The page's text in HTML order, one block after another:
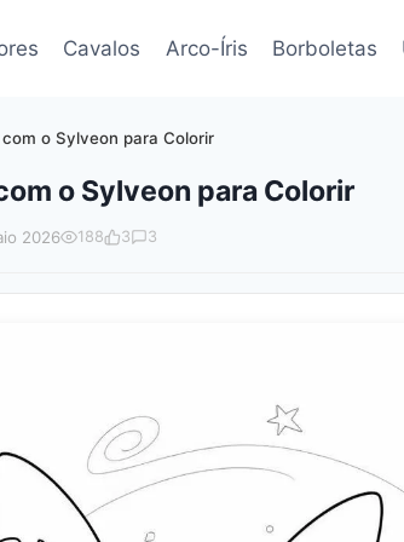
Cavalos Arco-Íris Borboletas
o Sylveon para Colorir
o Sylveon para Colorir
2026 188 3 3